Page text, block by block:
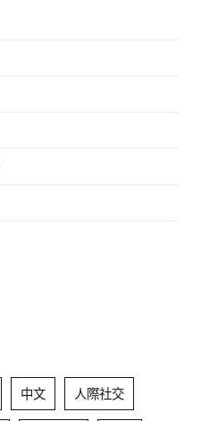
中文 人際社交